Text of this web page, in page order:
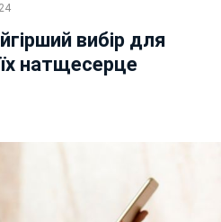
вибір для
натщесерце